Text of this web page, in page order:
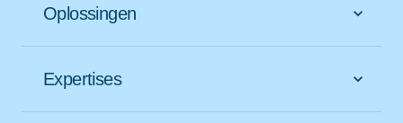
Oplossingen
Expertises